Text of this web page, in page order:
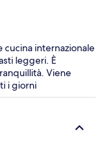
cucina internazionale
leggeri. È
Viene
i giorni